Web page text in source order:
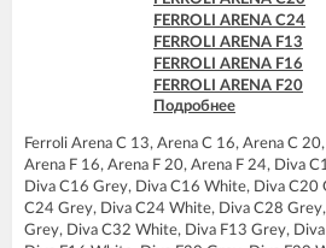
FERROLI DOMIcompact
FERROLI DOMIcompact
FERROLI DOMIcompact
FERROLI DOMIcompact
FERROLI DOMIcompact
FERROLI DOMIcompact
FERROLI
FERROLI DOMINA C13
FERROLI DOMINA C16
FERROLI DOMINA C20
FERROLI DOMINA C24
FERROLI ARENA C24
FERROLI ARENA F13
FERROLI ARENA F16
FERROLI ARENA F20
FERROLI ARENA F24
FERROLI DIVA C16
FERROLI DIVA C20
FERROLI DIVA C24
FERROLI DIVA C28
FERROLI DIVA C32
Подробнее
Ferroli Arena C 13, Arena C 16, Arena C
Arena F 16, Arena F 20, Arena F 24, Diva
Diva C16 Grey, Diva C16 White, Diva C20
C24 Grey, Diva C24 White, Diva C28
Grey, Diva C32 White, Diva F13 Grey,